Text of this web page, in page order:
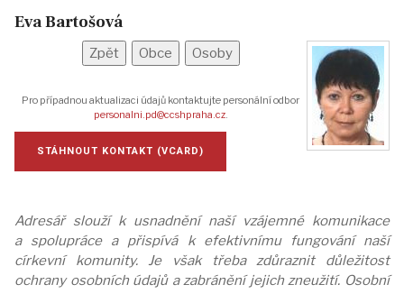
Eva Bartošová
Pro případnou aktualizaci údajů kontaktujte personální odbor
personalni.pd@ccshpraha.cz.
STÁHNOUT KONTAKT (VCARD)
Adresář slouží k usnadnění naší vzájemné komunikace
a spolupráce a přispívá k efektivnímu fungování naší
církevní komunity. Je však třeba zdůraznit důležitost
ochrany osobních údajů a zabránění jejich zneužití. Osobní